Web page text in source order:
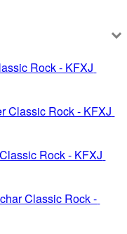
Rock - KFXJ
Classic Rock - KFXJ
Rock - KFXJ
Classic Rock -